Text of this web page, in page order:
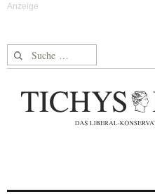
Suche nach: